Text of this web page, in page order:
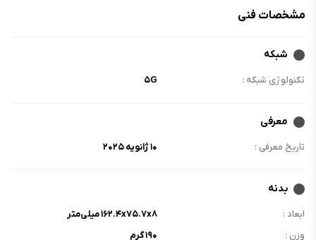
مشخصات فنی
شبکه
تکنولوژی شبکه : ۵G
معرفی
تاریخ معرفی : ۱۰ ژانویه ۲۰۲۵
بدنه
ابعاد :
۱۶۲.۴x۷۵.۷x۸ میلی‌متر
وزن :
۱۹۰ گرم